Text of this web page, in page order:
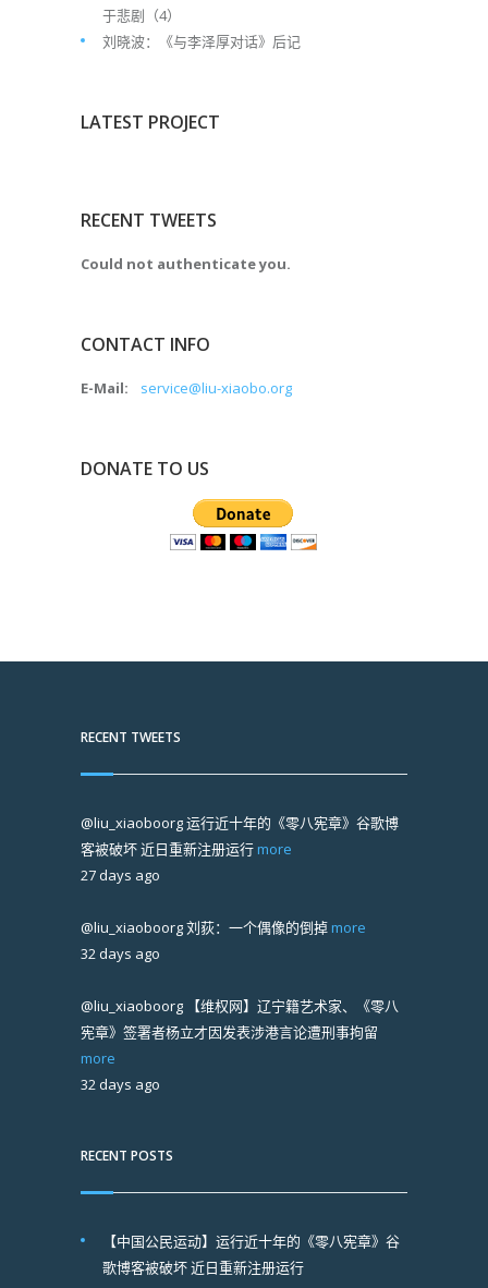
于悲剧（4）
刘晓波：《与李泽厚对话》后记
LATEST PROJECT
RECENT TWEETS
Could not authenticate you.
CONTACT INFO
E-Mail: service@liu-xiaobo.org
DONATE TO US
RECENT TWEETS
@liu_xiaoboorg运行近十年的《零八宪章》谷歌博
客被破坏 近日重新注册运行 more
27 days ago
@liu_xiaoboorg刘荻：一个偶像的倒掉 more
32 days ago
@liu_xiaoboorg 【维权网】辽宁籍艺术家、《零八
宪章》签署者杨立才因发表涉港言论遭刑事拘留
more
32 days ago
RECENT POSTS
【中国公民运动】运行近十年的《零八宪章》谷
歌博客被破坏 近日重新注册运行